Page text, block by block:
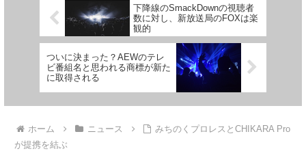
な...
下降線のSmackDownの視聴者
数に対し、新放送局のFOXは楽
観的
ついに決まった？AEWのテレ
ビ番組名と思われる商標が新た
に取得される
ホーム ニュース
みちのくプロレスとCHIKARA Pro
が提携を結ぶ